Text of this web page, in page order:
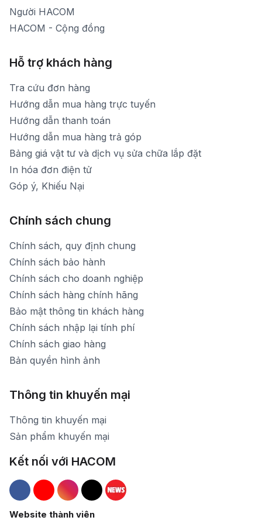
Người HACOM
HACOM - Cộng đồng
Hỗ trợ khách hàng
Tra cứu đơn hàng
Hướng dẫn mua hàng trực tuyến
Hướng dẫn thanh toán
Hướng dẫn mua hàng trả góp
Bảng giá vật tư và dịch vụ sửa chữa lắp đặt
In hóa đơn điện tử
Góp ý, Khiếu Nại
Chính sách chung
Chính sách, quy định chung
Chính sách bảo hành
Chính sách cho doanh nghiệp
Chính sách hàng chính hãng
Bảo mật thông tin khách hàng
Chính sách nhập lại tính phí
Chính sách giao hàng
Bản quyền hình ảnh
Thông tin khuyến mại
Thông tin khuyến mại
Sản phẩm khuyến mại
Kết nối với HACOM
Hacom Facebook
Hacom YouTube
Hacom Instagram
Hacom TikTok
Website thành viên